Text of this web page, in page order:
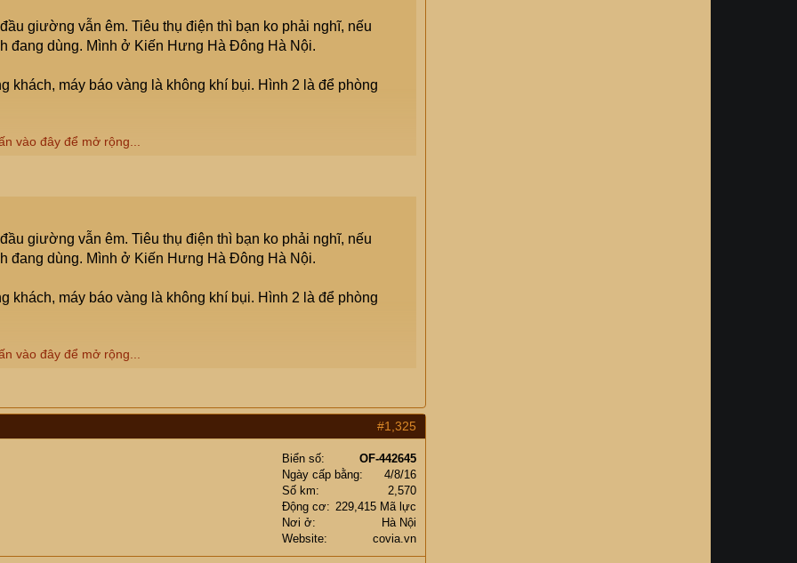
giường vẫn êm. Tiêu thụ điện thì bạn ko phải nghĩ, nếu
đang dùng. Mình ở Kiến Hưng Hà Đông Hà Nội.
khách, máy báo vàng là không khí bụi. Hình 2 là để phòng
thông tin)
1 đổi 1.
các cụ yên tâm.
em tên Nhật sinh năm 1985.
vào đây để mở rộng...
giường vẫn êm. Tiêu thụ điện thì bạn ko phải nghĩ, nếu
đang dùng. Mình ở Kiến Hưng Hà Đông Hà Nội.
khách, máy báo vàng là không khí bụi. Hình 2 là để phòng
thông tin)
rất ok (ko phải dùng cóc phun sương khi bật điều hóa),
độ chạy phù hợp.
vào đây để mở rộng...
#1,325
Biển số
OF-442645
Ngày cấp bằng
4/8/16
Số km
2,570
Động cơ
229,415 Mã lực
Nơi ở
Hà Nội
Website
covia.vn